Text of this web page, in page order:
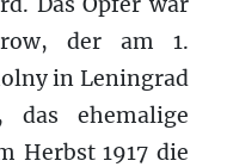
der am 1.
in Leningrad
ehemalige
Herbst 1917 die